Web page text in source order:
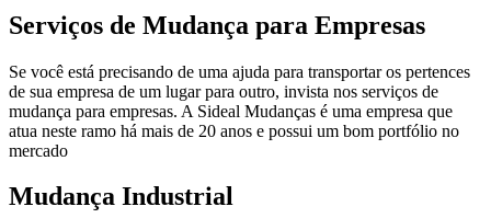
Serviços de Mudança para Empresas
Se você está precisando de uma ajuda para transportar os pertences
de sua empresa de um lugar para outro, invista nos serviços de
mudança para empresas. A Sideal Mudanças é uma empresa que
atua neste ramo há mais de 20 anos e possui um bom portfólio no
mercado
Mudança Industrial